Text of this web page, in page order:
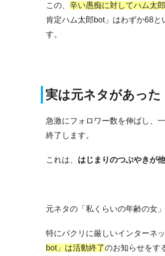
この、 辛い愚痴に対してハム太
肯定ハム太郎bot」はわずか68
す。
実は元ネタがあった
急激にフォロワー数を伸ばし、
終了します。
これは、 はじまりのつぶやきが
元ネタの「私くらいの年齢の女
特にパクリに厳しいインターネ
bot」は活動終了のお知らせをす